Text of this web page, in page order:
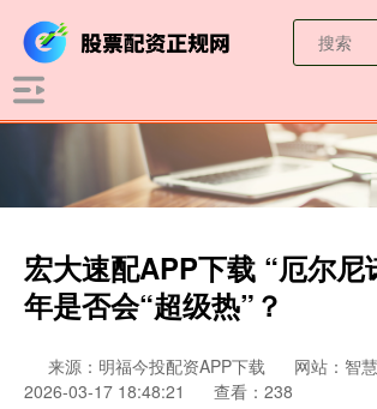
宏大速配APP下载 “厄尔尼
年是否会“超级热”？
来源：明福今投配资APP下载 网站：智
2026-03-17 18:48:21
查看：238